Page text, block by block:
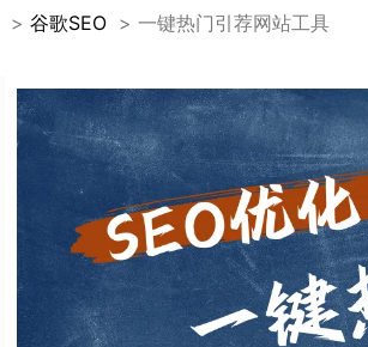
谷歌SEO 一键热门引荐网站工具